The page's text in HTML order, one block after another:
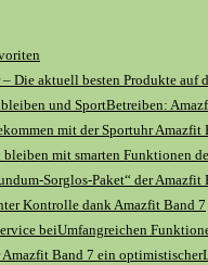
– Die aktuell besten Produkte auf
und SportBetreiben:
mit der Sportuhr Amazfit
bleiben mit smarten Funktionen
Sorglos-Paket“ der Amazfit
Kontrolle dank Amazfit Band 7
beiUmfangreichen
Band 7 ein